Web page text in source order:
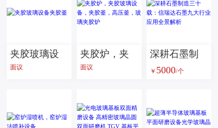
夹胶玻璃设
备夹胶釜
面议
夹胶炉，夹
胶玻璃设
釜，高压
釜，玻璃夹
面议
深耕石墨制
造三十载：
用全景解析
￥ 5000/个